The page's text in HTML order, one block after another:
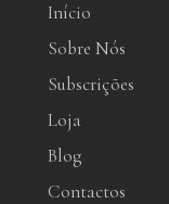
Início
Sobre Nós
Subscrições
Loja
Blog
Contactos